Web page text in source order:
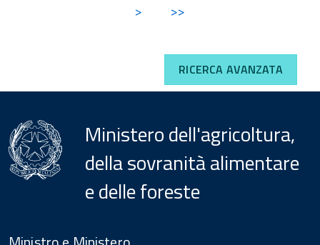
> >>
RICERCA AVANZATA
Ministero dell'agricoltura,
della sovranità alimentare
e delle foreste